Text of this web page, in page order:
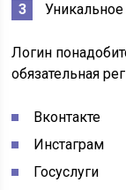
Логин
обязательная
Вконтакте
Инстаграм
Госуслуги